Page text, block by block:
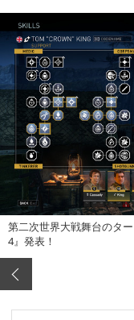
第二次世界大戦舞台のタ
4』発表！